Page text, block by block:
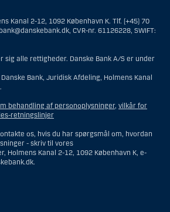
Kanal 2-12, 1092 København K. Tlf. (+45) 70
CVR-nr. 61126228, SWIFT:
sig alle rettigheder. Danske Bank A/S er under
Bank, Juridisk Afdeling, Holmens Kanal
behandling af personoplysninger, vilkår for
retningslinjer
os, hvis du har spørgsmål om, hvordan
- skriv til vores
Holmens Kanal 2-12, 1092 København K, e-